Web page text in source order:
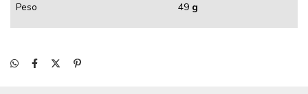
Peso 49 g